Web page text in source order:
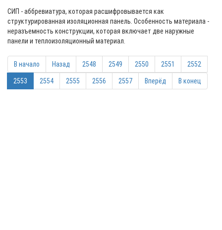
СИП - аббревиатура, которая расшифровывается как
структурированная изоляционная панель. Особенность материала -
неразъемность конструкции, которая включает две наружные
панели и теплоизоляционный материал.
В начало Назад 2548 2549 2550 2551 2552
2553 2554 2555 2556 2557 Вперёд В конец